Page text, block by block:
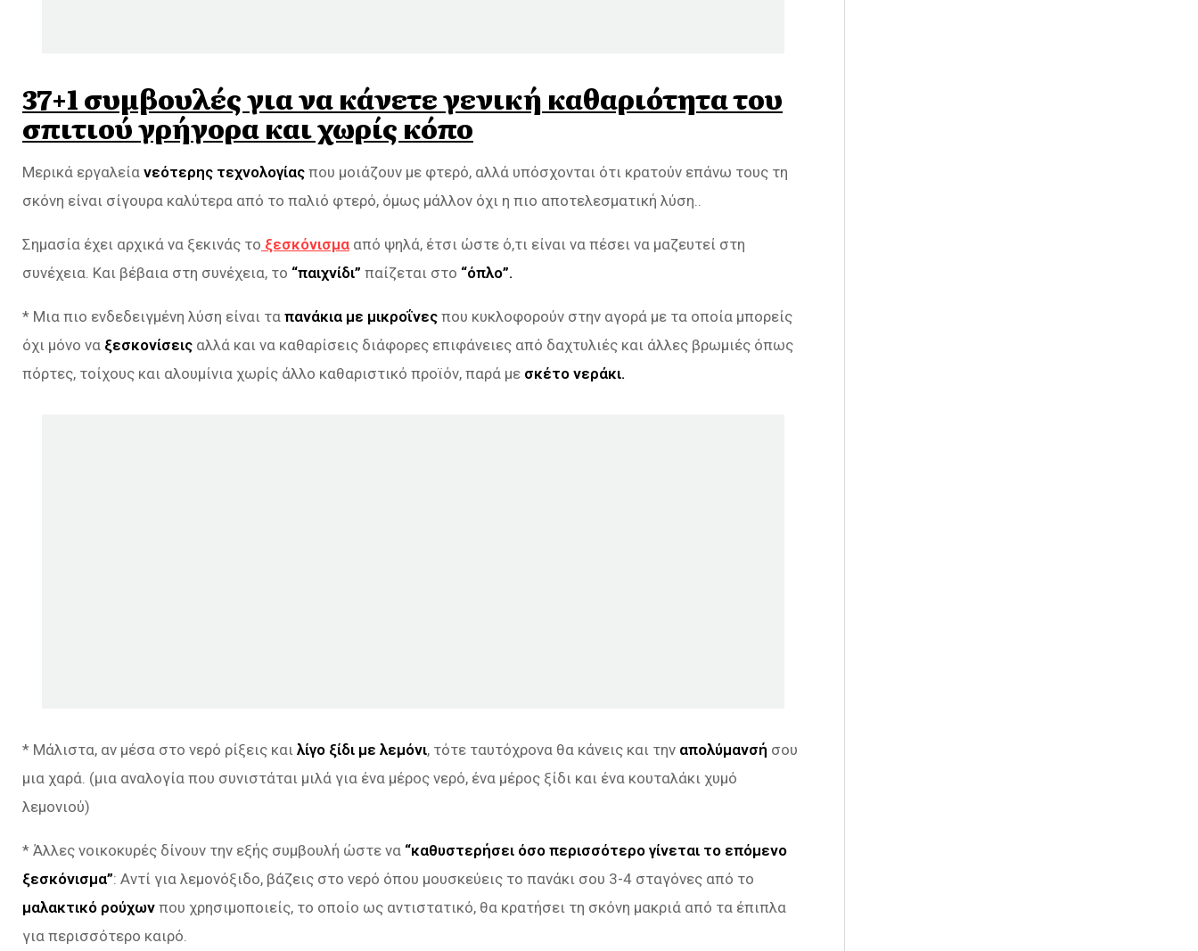
37+1 συμβουλές για να κάνετε γενική καθαριότητα του
σπιτιού γρήγορα και χωρίς κόπο
Μερικά εργαλεία νεότερης τεχνολογίας που μοιάζουν με φτερό, αλλά υπόσχονται ότι κρατούν επάνω τους τη
σκόνη είναι σίγουρα καλύτερα από το παλιό φτερό, όμως μάλλον όχι η πιο αποτελεσματική λύση..
Σημασία έχει αρχικά να ξεκινάς το ξεσκόνισμα από ψηλά, έτσι ώστε ό,τι είναι να πέσει να μαζευτεί στη
συνέχεια. Και βέβαια στη συνέχεια, το “παιχνίδι” παίζεται στο “όπλο”.
* Μια πιο ενδεδειγμένη λύση είναι τα πανάκια με μικροΐνες που κυκλοφορούν στην αγορά με τα οποία μπορείς
όχι μόνο να ξεσκονίσεις αλλά και να καθαρίσεις διάφορες επιφάνειες από δαχτυλιές και άλλες βρωμιές όπως
πόρτες, τοίχους και αλουμίνια χωρίς άλλο καθαριστικό προϊόν, παρά με σκέτο νεράκι.
* Μάλιστα, αν μέσα στο νερό ρίξεις και λίγο ξίδι με λεμόνι, τότε ταυτόχρονα θα κάνεις και την απολύμανσή σου
μια χαρά. (μια αναλογία που συνιστάται μιλά για ένα μέρος νερό, ένα μέρος ξίδι και ένα κουταλάκι χυμό
λεμονιού)
* Άλλες νοικοκυρές δίνουν την εξής συμβουλή ώστε να “καθυστερήσει όσο περισσότερο γίνεται το επόμενο
ξεσκόνισμα”: Αντί για λεμονόξιδο, βάζεις στο νερό όπου μουσκεύεις το πανάκι σου 3-4 σταγόνες από το
μαλακτικό ρούχων που χρησιμοποιείς, το οποίο ως αντιστατικό, θα κρατήσει τη σκόνη μακριά από τα έπιπλα
για περισσότερο καιρό.